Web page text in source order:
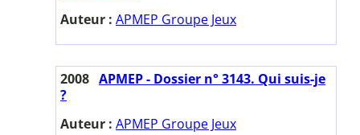
Auteur : APMEP Groupe Jeux
2008 APMEP - Dossier n° 3143. Qui suis-je
?
Auteur : APMEP Groupe Jeux